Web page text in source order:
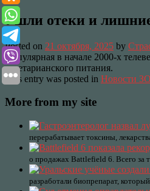
Ушли отеки и
Posted on 21 октября, 2025 by
Популярная в начале 2000-х
вегетарианского питания.
This entry was posted in Новости
More from my site
перерабатывает токсины,
о продажах Battlefield 6. Всего за
разработали биопрепарат,